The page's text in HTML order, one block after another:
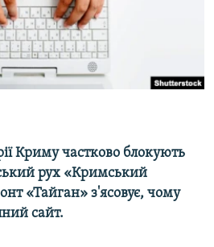
Криму частково блокують
рух «Кримський
«Тайган» з'ясовує, чому
сайт.